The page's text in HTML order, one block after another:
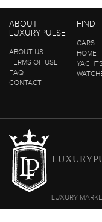
ABOUT
LUXURYPULSE
ABOUT US
TERMS OF USE
FAQ
CONTACT
FIND
CARS
HOME
LUXURY